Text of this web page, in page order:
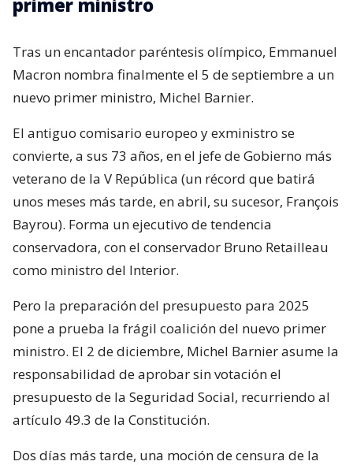
Tras un encantador paréntesis olímpico, Emmanuel
Macron nombra finalmente el 5 de septiembre a un
nuevo primer ministro, Michel Barnier.
El antiguo comisario europeo y exministro se
convierte, a sus 73 años, en el jefe de Gobierno más
veterano de la V República (un récord que batirá
unos meses más tarde, en abril, su sucesor, François
Bayrou). Forma un ejecutivo de tendencia
conservadora, con el conservador Bruno Retailleau
como ministro del Interior.
Pero la preparación del presupuesto para 2025
pone a prueba la frágil coalición del nuevo primer
ministro. El 2 de diciembre, Michel Barnier asume la
responsabilidad de aprobar sin votación el
presupuesto de la Seguridad Social, recurriendo al
artículo 49.3 de la Constitución.
Dos días más tarde, una moción de censura de la